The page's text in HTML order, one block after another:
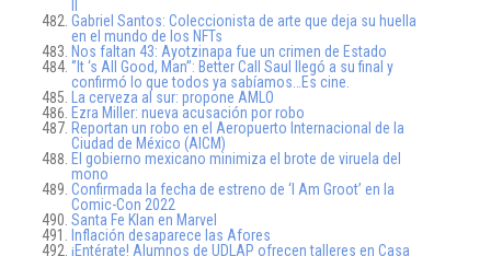
Gabriel Santos: Coleccionista de arte que deja su huella
en el mundo de los NFTs
Nos faltan 43: Ayotzinapa fue un crimen de Estado
‘’It ‘s All Good, Man’’: Better Call Saul llegó a su final y
confirmó lo que todos ya sabíamos…Es cine.
La cerveza al sur: propone AMLO
Ezra Miller: nueva acusación por robo
Reportan un robo en el Aeropuerto Internacional de la
Ciudad de México (AICM)
El gobierno mexicano minimiza el brote de viruela del
mono
Confirmada la fecha de estreno de ‘I Am Groot’ en la
Comic-Con 2022
Santa Fe Klan en Marvel
Inflación desaparece las Afores
¡Entérate! Alumnos de UDLAP ofrecen talleres en Casa